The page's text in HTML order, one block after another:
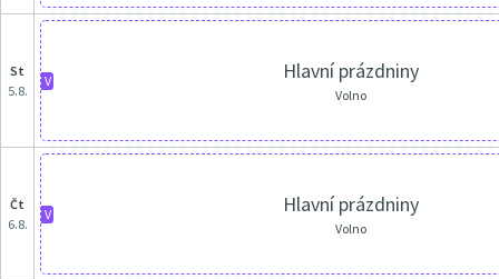
st
5.8.
V Hlavní prázdniny
Volno
čt
6.8.
V Hlavní prázdniny
Volno